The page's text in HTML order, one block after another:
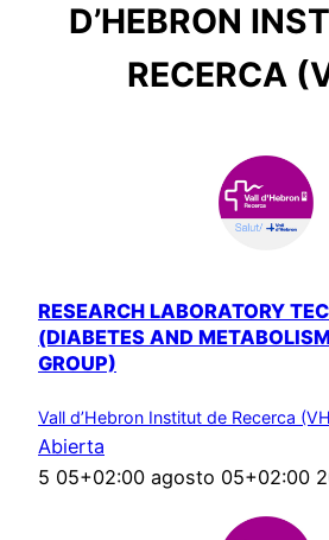
D’HEBRON
RECERCA
RESEARCH LABORATORY
(DIABETES AND
GROUP)
Vall d’Hebron Institut de Recerca
Abierta
5 05+02:00 agosto 05+02:00